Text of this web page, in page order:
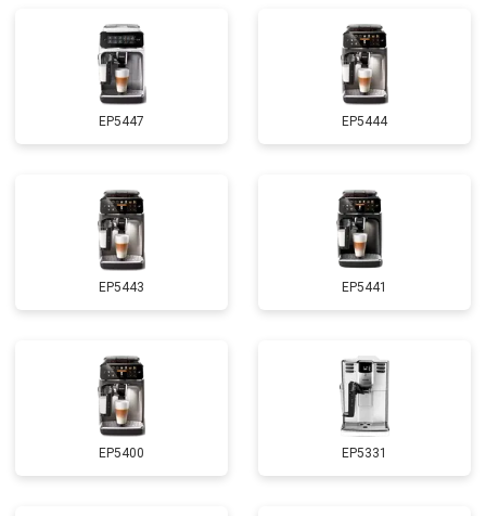
EP5447 EP5444
EP5443 EP5441
EP5400 EP5331